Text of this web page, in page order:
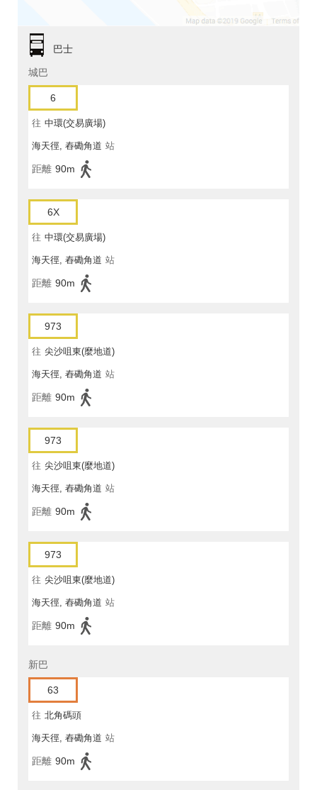
巴士
城巴
6
往 中環(交易廣場)
海天徑, 舂磡角道 站
距離 90m
6X
往 中環(交易廣場)
海天徑, 舂磡角道 站
距離 90m
973
往 尖沙咀東(麼地道)
海天徑, 舂磡角道 站
距離 90m
973
往 尖沙咀東(麼地道)
海天徑, 舂磡角道 站
距離 90m
973
往 尖沙咀東(麼地道)
海天徑, 舂磡角道 站
距離 90m
新巴
63
往 北角碼頭
海天徑, 舂磡角道 站
距離 90m